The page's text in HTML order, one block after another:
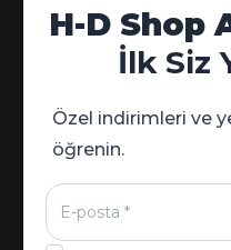
Hesabım
Sipariş Takip
Kampanya Detayları
H-D Shop
İlk Siz
Özel indirimleri ve
öğrenin.